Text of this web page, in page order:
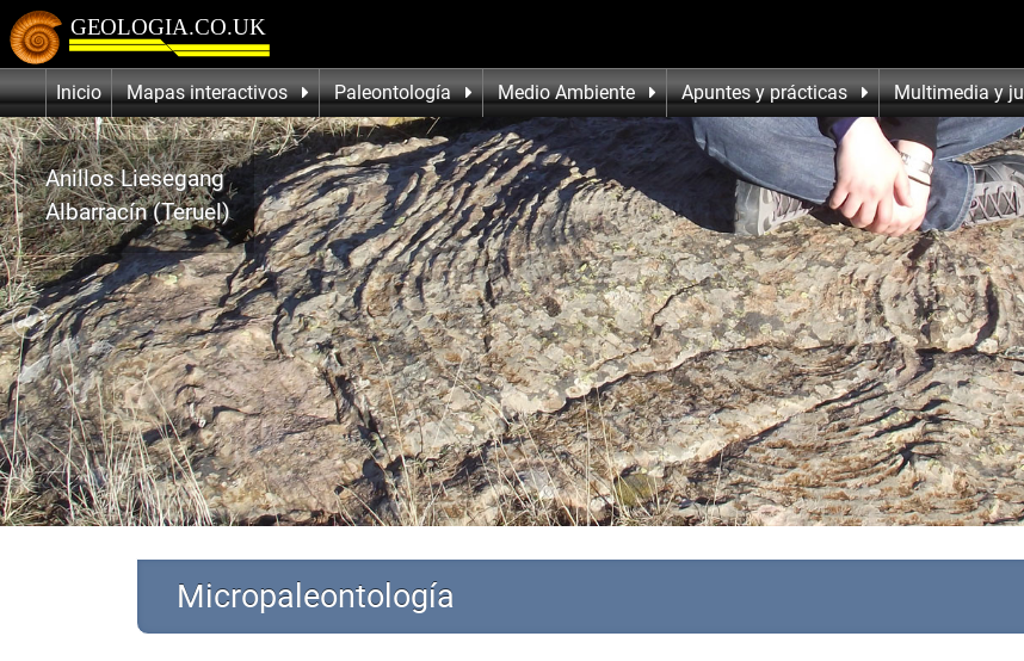
Inicio Mapas interactivos Paleontología Medio Ambiente Apuntes y prácticas Multimedia y
Anillos Liesegang
Albarracín (Teruel)
Micropaleontología